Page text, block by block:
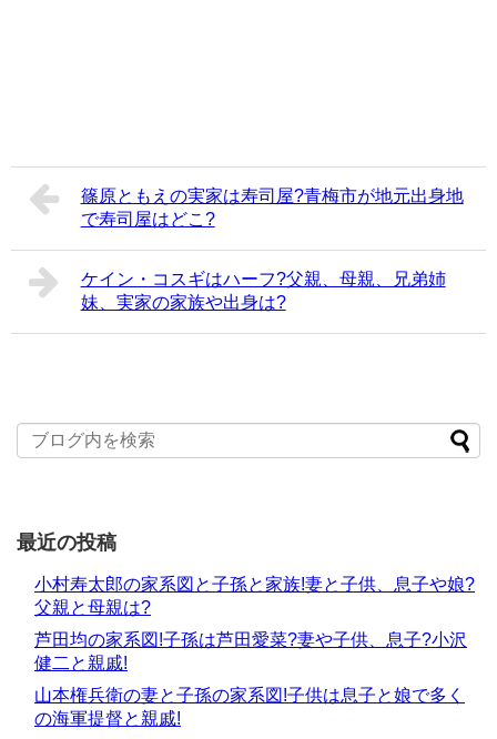
篠原ともえの実家は寿司屋?青梅市が地元出身地
で寿司屋はどこ?
ケイン・コスギはハーフ?父親、母親、兄弟姉
妹、実家の家族や出身は?
最近の投稿
小村寿太郎の家系図と子孫と家族!妻と子供、息子や娘?
父親と母親は?
芦田均の家系図!子孫は芦田愛菜?妻や子供、息子?小沢
健二と親戚!
山本権兵衛の妻と子孫の家系図!子供は息子と娘で多く
の海軍提督と親戚!